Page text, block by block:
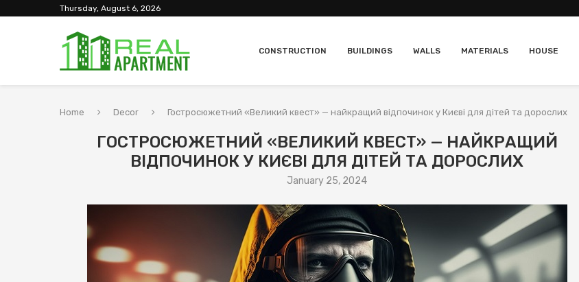
Thursday, August 6, 2026
CONSTRUCTION BUILDINGS WALLS MATERIALS HOUSE
Home Decor Гостросюжетний «Великий квест» — найкращий відпочинок у Києві для дітей та дорослих
ГОСТРОСЮЖЕТНИЙ «ВЕЛИКИЙ КВЕСТ» — НАЙКРАЩИЙ
ВІДПОЧИНОК У КИЄВІ ДЛЯ ДІТЕЙ ТА ДОРОСЛИХ
January 25, 2024